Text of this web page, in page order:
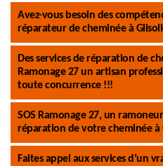
Avez-vous besoin des
réparateur de cheminée à
Des services de réparation de
Ramonage 27 un artisan
toute concurrence !!!
SOS Ramonage 27, un
réparation de votre cheminée à
Faites appel aux services d’un